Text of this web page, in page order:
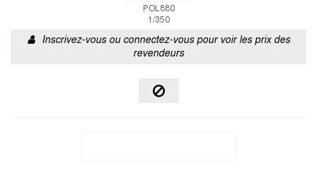
POL880
1/350
Inscrivez-vous ou connectez-vous pour voir les prix des
revendeurs